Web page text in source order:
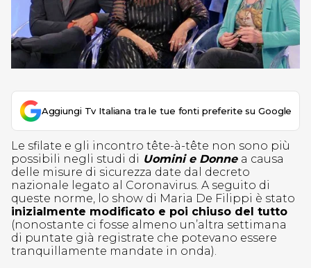
Aggiungi Tv Italiana tra le tue fonti preferite su Google
Le sfilate e gli incontro tête-à-tête non sono più
possibili negli studi di Uomini e Donne a causa
delle misure di sicurezza date dal decreto
nazionale legato al Coronavirus. A seguito di
queste norme, lo show di Maria De Filippi è stato
inizialmente modificato e poi chiuso del tutto
(nonostante ci fosse almeno un’altra settimana
di puntate già registrate che potevano essere
tranquillamente mandate in onda).